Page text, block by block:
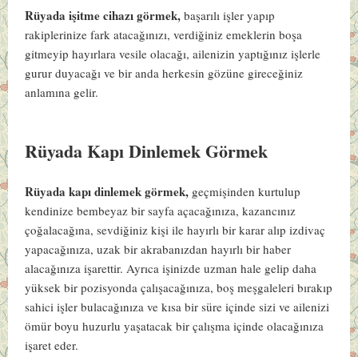
Rüyada işitme cihazı görmek, başarılı işler yapıp
rakiplerinize fark atacağınızı, verdiğiniz emeklerin boşa
gitmeyip hayırlara vesile olacağı, ailenizin yaptığınız işlerle
gurur duyacağı ve bir anda herkesin gözüne gireceğiniz
anlamına gelir.
Rüyada Kapı Dinlemek Görmek
Rüyada kapı dinlemek görmek, geçmişinden kurtulup
kendinize bembeyaz bir sayfa açacağınıza, kazancınız
çoğalacağına, sevdiğiniz kişi ile hayırlı bir karar alıp izdivaç
yapacağınıza, uzak bir akrabanızdan hayırlı bir haber
alacağınıza işarettir. Ayrıca işinizde uzman hale gelip daha
yüksek bir pozisyonda çalışacağınıza, boş meşgaleleri bırakıp
sahici işler bulacağınıza ve kısa bir süre içinde sizi ve ailenizi
ömür boyu huzurlu yaşatacak bir çalışma içinde olacağınıza
işaret eder.